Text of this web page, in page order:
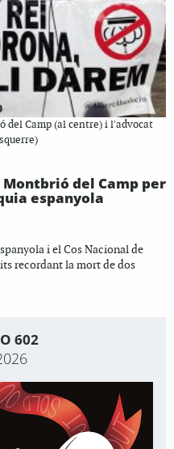
del Camp (al centre) i l'advocat
del Camp per
espanyola
i el Cos Nacional de
recordant la mort de dos
602